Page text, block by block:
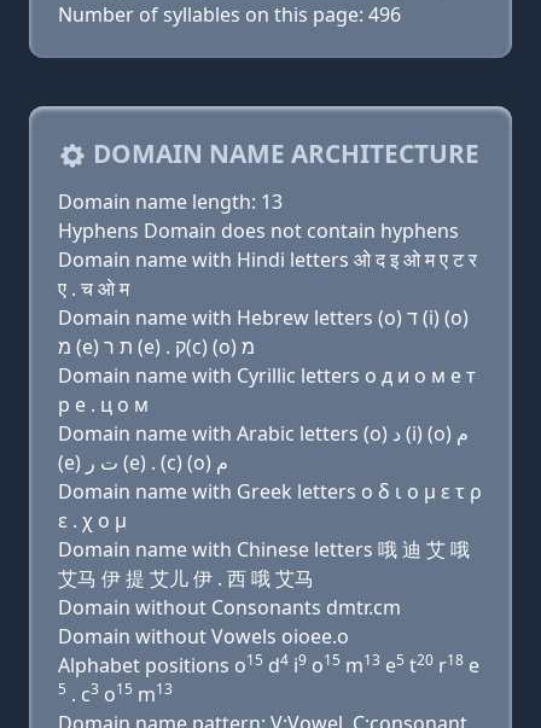
Number of syllables on this page: 496
DOMAIN NAME ARCHITECTURE
Domain name length: 13
Hyphens Domain does not contain hyphens
Domain name with Hindi letters ओ द इ ओ म ए ट र
ए . च ओ म
Domain name with Hebrew letters (ο) ד (i) (ο)
מ (e) ת ר (e) . ק(c) (ο) מ
Domain name with Cyrillic letters о д и о м e т
р e . ц о м
Domain name with Arabic letters (o) ﺩ (i) (o) ﻡ
(e) ﺕ ﺭ (e) . (c) (o) ﻡ
Domain name with Greek letters ο δ ι ο μ ε τ ρ
ε . χ ο μ
Domain name with Chinese letters 哦 迪 艾 哦
艾马 伊 提 艾儿 伊 . 西 哦 艾马
Domain without Consonants dmtr.cm
Domain without Vowels oioee.o
Alphabet positions o15 d4 i9 o15 m13 e5 t20 r18 e
5 . c3 o15 m13